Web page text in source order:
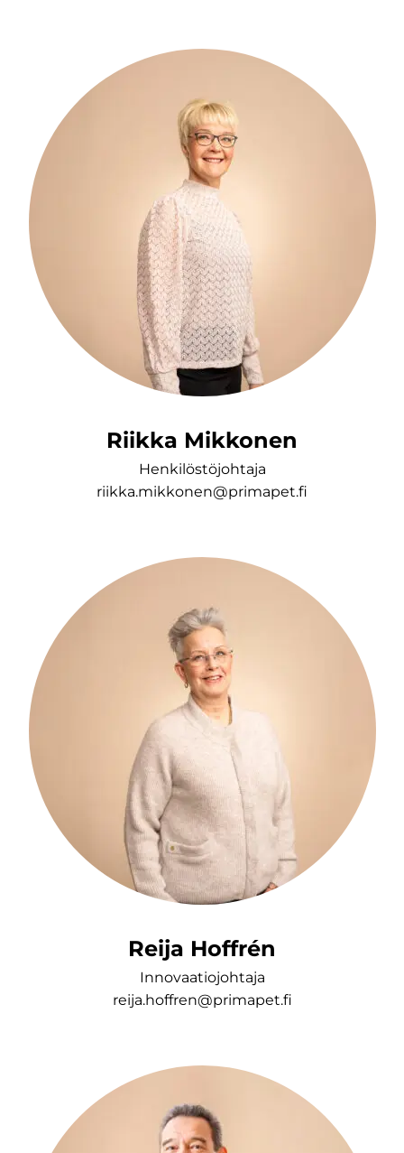
Riikka Mikkonen
Henkilöstöjohtaja
riikka.mikkonen@primapet.fi
Reija Hoffrén
Innovaatiojohtaja
reija.hoffren@primapet.fi